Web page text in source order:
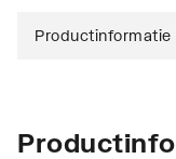
Productinformatie